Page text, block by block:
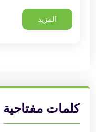
المزيد
كلمات مفتاحية